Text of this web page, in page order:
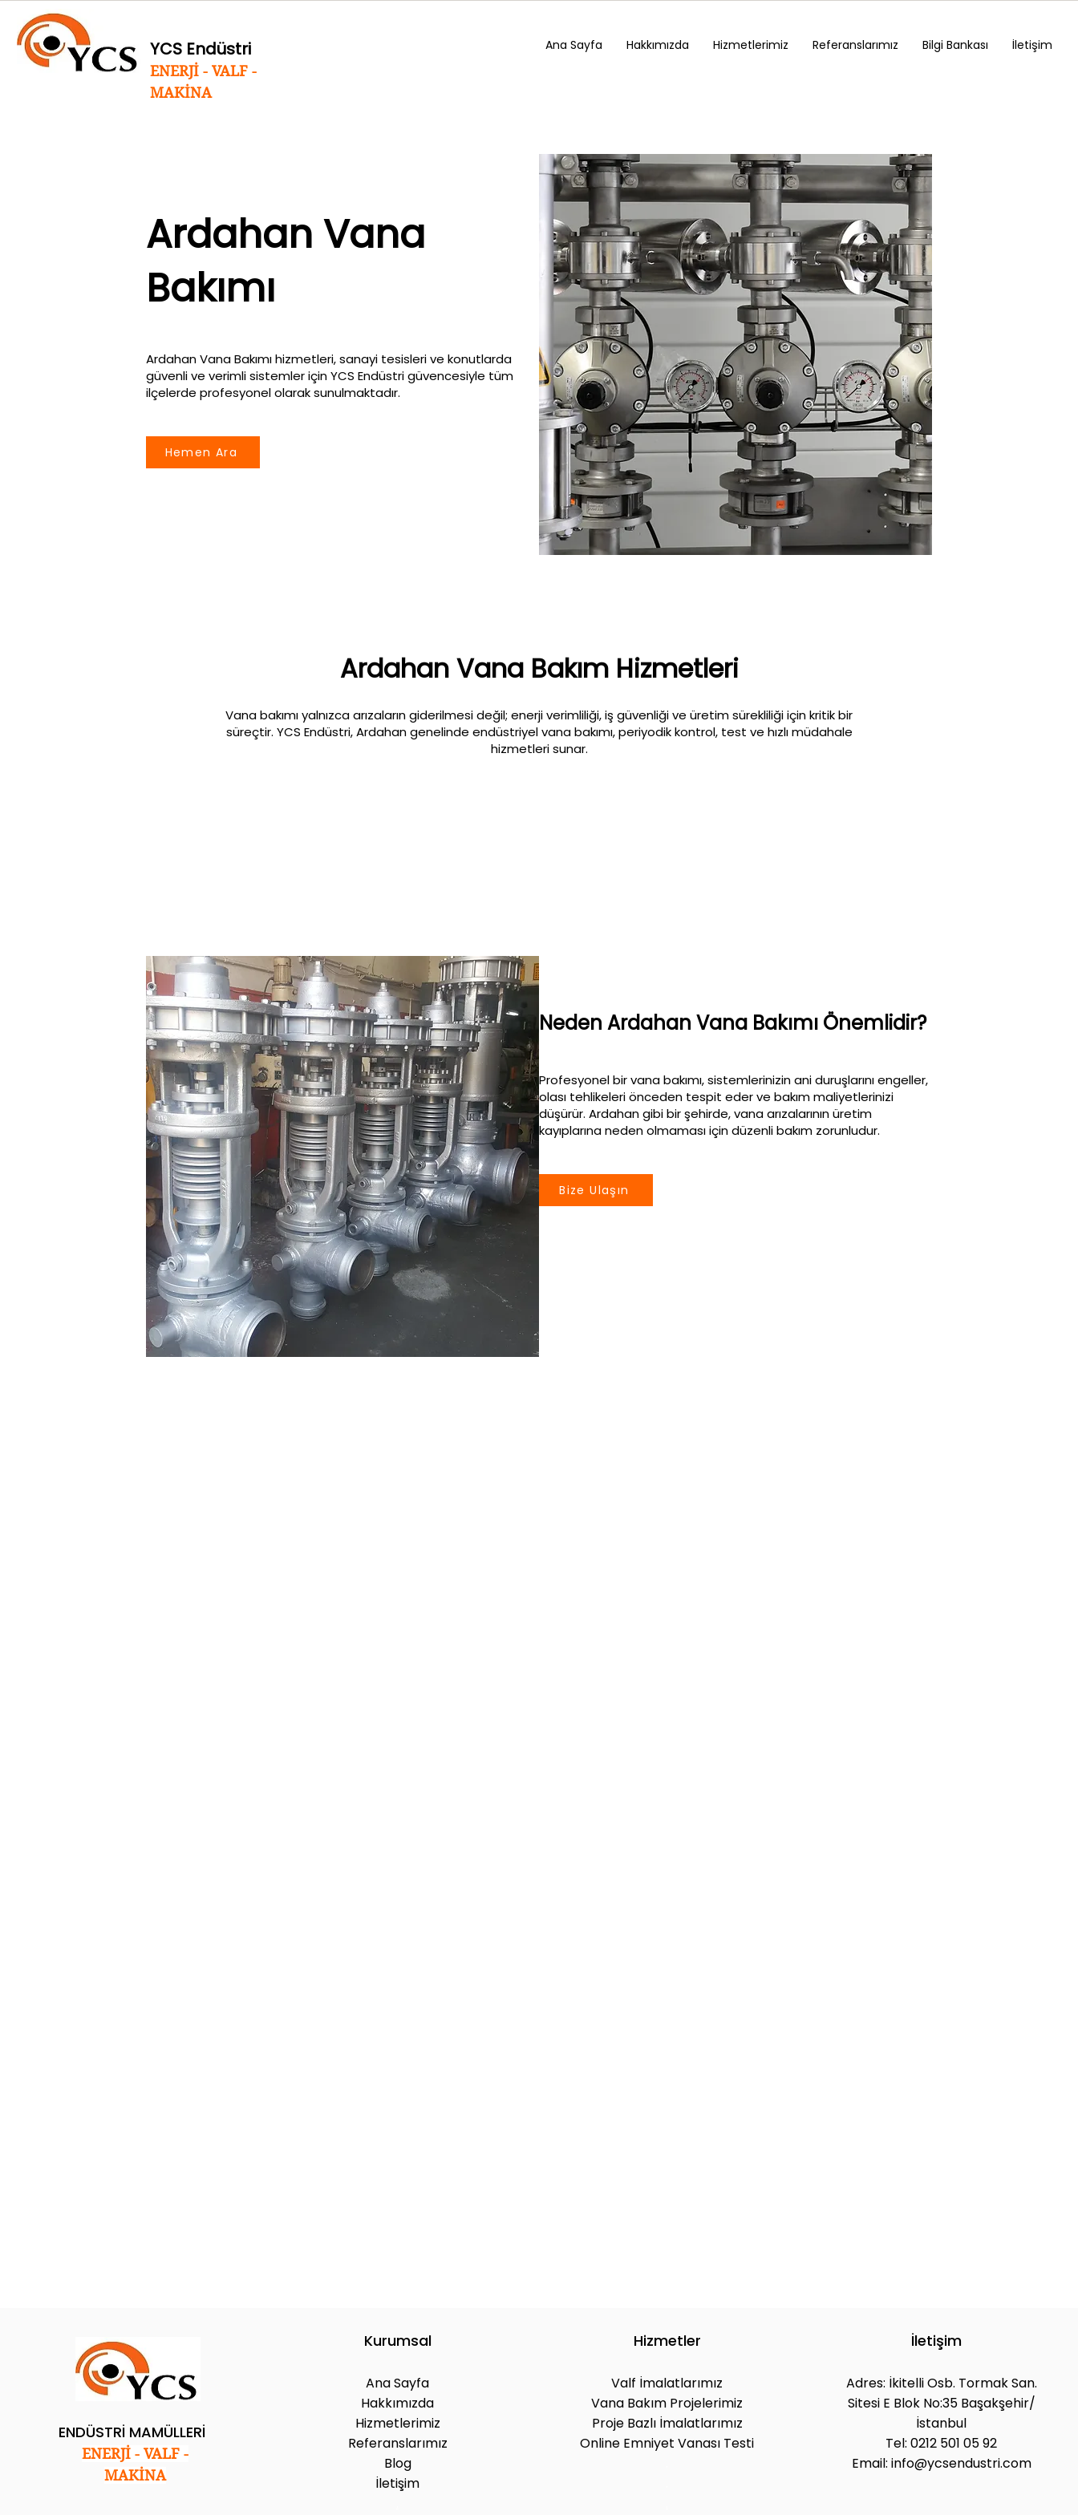
YCS Endüstri
ENERJİ - VALF -
MAKİNA
Ana Sayfa Hakkımızda Hizmetlerimiz Referanslarımız Bilgi Bankası İletişim
Ardahan Vana
Bakımı
Ardahan Vana Bakımı hizmetleri, sanayi tesisleri ve konutlarda
güvenli ve verimli sistemler için YCS Endüstri güvencesiyle tüm
ilçelerde profesyonel olarak sunulmaktadır.
Hemen Ara
Ardahan Vana Bakım Hizmetleri
Vana bakımı yalnızca arızaların giderilmesi değil; enerji verimliliği, iş güvenliği ve üretim sürekliliği için kritik bir
süreçtir. YCS Endüstri, Ardahan genelinde endüstriyel vana bakımı, periyodik kontrol, test ve hızlı müdahale
hizmetleri sunar.
Neden Ardahan Vana Bakımı Önemlidir?
Profesyonel bir vana bakımı, sistemlerinizin ani duruşlarını engeller,
olası tehlikeleri önceden tespit eder ve bakım maliyetlerinizi
düşürür. Ardahan gibi bir şehirde, vana arızalarının üretim
kayıplarına neden olmaması için düzenli bakım zorunludur.
Bize Ulaşın
ENDÜSTRİ MAMÜLLERİ
ENERJİ - VALF -
MAKİNA
Kurumsal
Ana Sayfa
Hakkımızda
Hizmetlerimiz
Referanslarımız
Blog
İletişim
Hizmetler
Valf İmalatlarımız
Vana Bakım Projelerimiz
Proje Bazlı İmalatlarımız
Online Emniyet Vanası Testi
İletişim
Adres: İkitelli Osb. Tormak San.
Sitesi E Blok No:35 Başakşehir/
İstanbul
Tel: 0212 501 05 92
Email: info@ycsendustri.com